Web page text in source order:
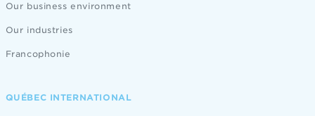
Our business environment
Our industries
Francophonie
QUÉBEC INTERNATIONAL